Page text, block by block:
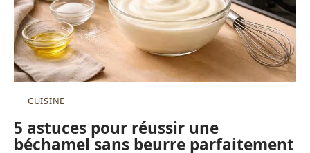
CUISINE
5 astuces pour réussir une
béchamel sans beurre parfaitement